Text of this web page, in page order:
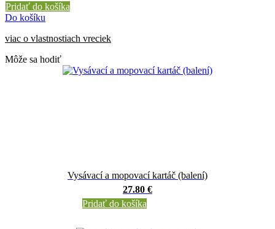
Pridať do košíka
Do košíku
viac o vlastnostiach vreciek
Môže sa hodiť
Vysávací a mopovací kartáč (balení)
27.80 €
Pridať do košíka